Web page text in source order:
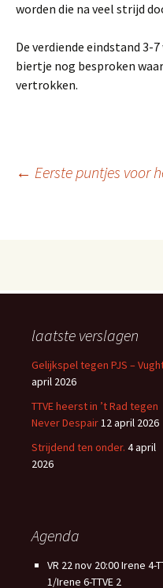
worden die na veel strijd
De verdiende eindstand 3-
biertje nog besproken
vertrokken.
← Eerste puntjes voor
laatste verslagen
Gelijkspel tegen PJS –
april 2026
TTVE heerst in ’t Rad tegen
Never Despair12 april 2026
Strijdend ten onder. 4 april
2026
Agenda
VR 22 nov 20:00 Irene 4-
1/Irene 6-TTVE 2